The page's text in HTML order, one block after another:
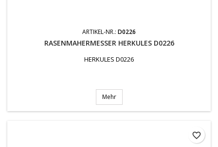
ARTIKEL-NR.: D0226
RASENMAHERMESSER HERKULES D0226
HERKULES D0226
Mehr
favorite_border